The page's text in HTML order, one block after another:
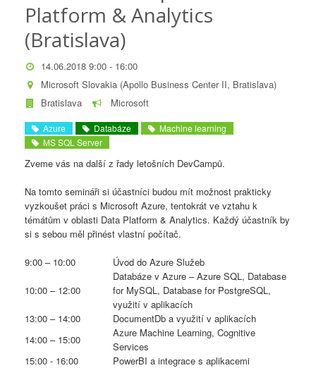
Platform & Analytics
(Bratislava)
14.06.2018 9:00 - 16:00
Microsoft Slovakia (Apollo Business Center II, Bratislava)
Bratislava
Microsoft
Azure Databáze
Machine learning
MS SQL Server
Zveme vás na další z řady letošních DevCampů.
Na tomto semináři si účastníci budou mít možnost prakticky
vyzkoušet práci s Microsoft Azure, tentokrát ve vztahu k
témátům v oblasti Data Platform & Analytics. Každý účastník by
si s sebou měl přinést vlastní počítač.
9:00 – 10:00 Úvod do Azure Služeb
10:00 – 12:00
Databáze v Azure – Azure SQL, Database
for MySQL, Database for PostgreSQL,
využití v aplikacích
13:00 – 14:00
DocumentDb a využití v aplikacích
14:00 – 15:00
Azure Machine Learning, Cognitive
Services
15:00 - 16:00
PowerBI a integrace s aplikacemi